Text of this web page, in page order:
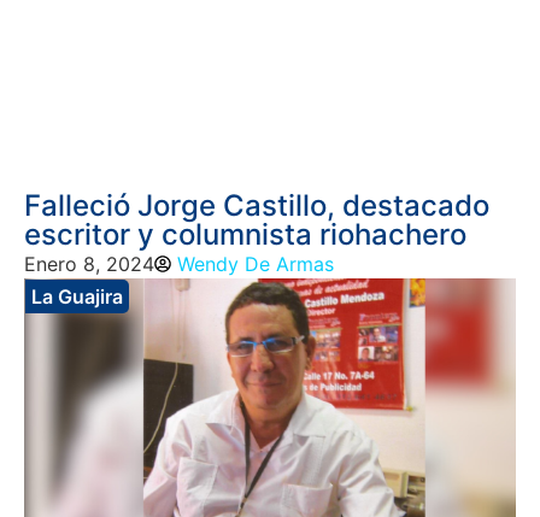
Falleció Jorge Castillo, destacado
escritor y columnista riohachero
Enero 8, 2024
Wendy De Armas
La Guajira